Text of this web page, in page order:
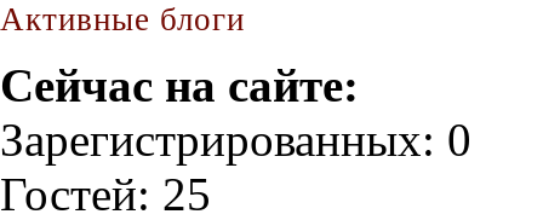
Активные блоги
Сейчас на сайте:
Зарегистрированных: 0
Гостей: 25